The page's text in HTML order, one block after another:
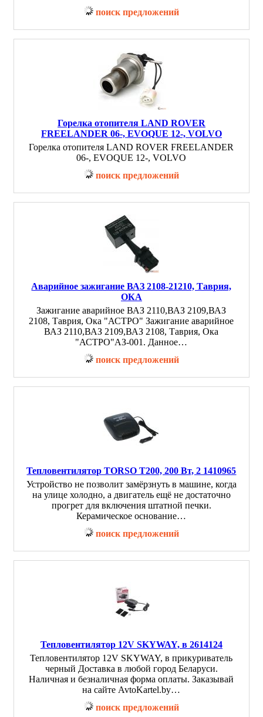
поиск предложений
Горелка отопителя LAND ROVER
FREELANDER 06-, EVOQUE 12-, VOLVO
Горелка отопителя LAND ROVER FREELANDER
06-, EVOQUE 12-, VOLVO
поиск предложений
Аварийное зажигание ВАЗ 2108-21210, Таврия,
ОКА
Зажигание аварийное ВАЗ 2110,ВАЗ 2109,ВАЗ
2108, Таврия, Ока "АСТРО" Зажигание аварийное
ВАЗ 2110,ВАЗ 2109,ВАЗ 2108, Таврия, Ока
"АСТРО"АЗ-001. Данное…
поиск предложений
Тепловентилятор TORSO T200, 200 Вт, 2 1410965
Устройство не позволит замёрзнуть в машине, когда
на улице холодно, а двигатель ещё не достаточно
прогрет для включения штатной печки.
Керамическое основание…
поиск предложений
Тепловентилятор 12V SKYWAY, в 2614124
Тепловентилятор 12V SKYWAY, в прикуриватель
черный Доставка в любой город Беларуси.
Наличная и безналичная форма оплаты. Заказывай
на сайте AvtoKartel.by…
поиск предложений